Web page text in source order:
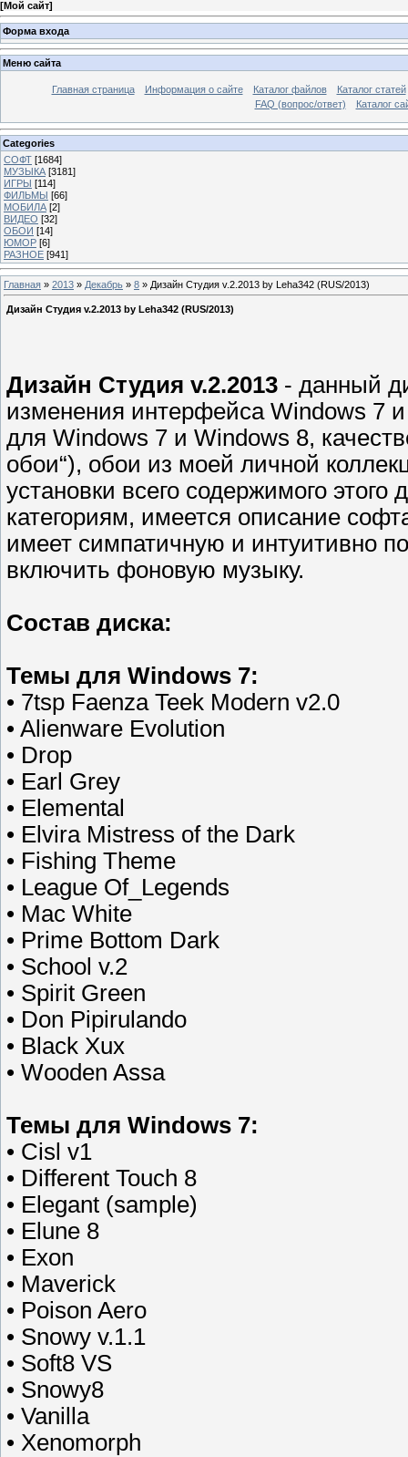
[Мой сайт]
Форма входа
Меню сайта
Главная страница Информация о сайте Каталог файлов
Каталог статей
FAQ (вопрос/ответ)
Каталог
Categories
СОФТ [1684]
МУЗЫКА [3181]
ИГРЫ [114]
ФИЛЬМЫ [66]
МОБИЛА [2]
ВИДЕО [32]
ОБОИ [14]
ЮМОР [6]
РАЗНОЕ [941]
Главная » 2013 » Декабрь » 8 » Дизайн Студия v.2.2013 by Leha342 (RUS/2013)
Дизайн Студия v.2.2013 by Leha342 (RUS/2013)
Дизайн Студия v.2.2013 - данный
изменения интерфейса Windows 7
для Windows 7 и Windows 8,
обои“), обои из моей личной
установки всего содержимого
категориям, имеется описание
имеет симпатичную и интуитивно
включить фоновую музыку.
Состав диска:
Темы для Windows 7:
• 7tsp Faenza Teek Modern v2.0
• Alienware Evolution
• Drop
• Earl Grey
• Elemental
• Elvira Mistress of the Dark
• Fishing Theme
• League Of_Legends
• Mac White
• Prime Bottom Dark
• School v.2
• Spirit Green
• Don Pipirulando
• Black Xux
• Wooden Assa
Темы для Windows 7:
• Cisl v1
• Different Touch 8
• Elegant (sample)
• Elune 8
• Exon
• Maverick
• Poison Aero
• Snowy v.1.1
• Soft8 VS
• Snowy8
• Vanilla
• Xenomorph